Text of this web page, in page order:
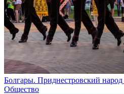
Болгары. Приднестровский народ
Общество